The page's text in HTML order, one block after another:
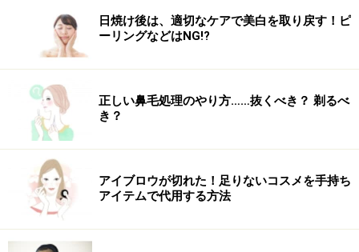
るので、アンニュイな表情もお手の物。スタイリングも
しやすく、外国人風に仕上がります。
一味違うアンニュイウルフ
個性系ミディアムウルフ（※出典:
黒髪でウルフの持つクールさをより際立たせた、一味違
うウルフスタイルです。動きのある毛先で軽さも演出。
カジュアルな中に見え隠れするカッコよさが◎。
日焼け後は、適切なケアで美白を取り戻す！ピ
ーリングなどはNG!?
正しい鼻毛処理のやり方……抜くべき？ 剃るべ
き？
アイブロウが切れた！足りないコスメを手持ち
アイテムで代用する方法